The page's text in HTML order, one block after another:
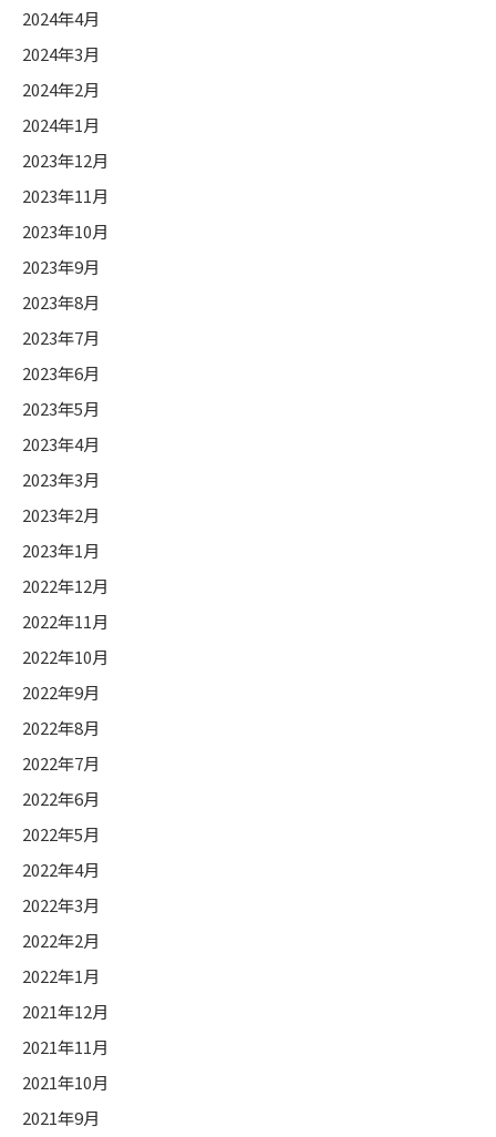
2024年4月
2024年3月
2024年2月
2024年1月
2023年12月
2023年11月
2023年10月
2023年9月
2023年8月
2023年7月
2023年6月
2023年5月
2023年4月
2023年3月
2023年2月
2023年1月
2022年12月
2022年11月
2022年10月
2022年9月
2022年8月
2022年7月
2022年6月
2022年5月
2022年4月
2022年3月
2022年2月
2022年1月
2021年12月
2021年11月
2021年10月
2021年9月